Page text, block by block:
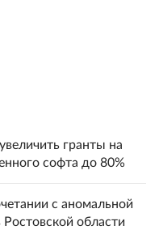
гранты на
софта до 80%
с аномальной
области